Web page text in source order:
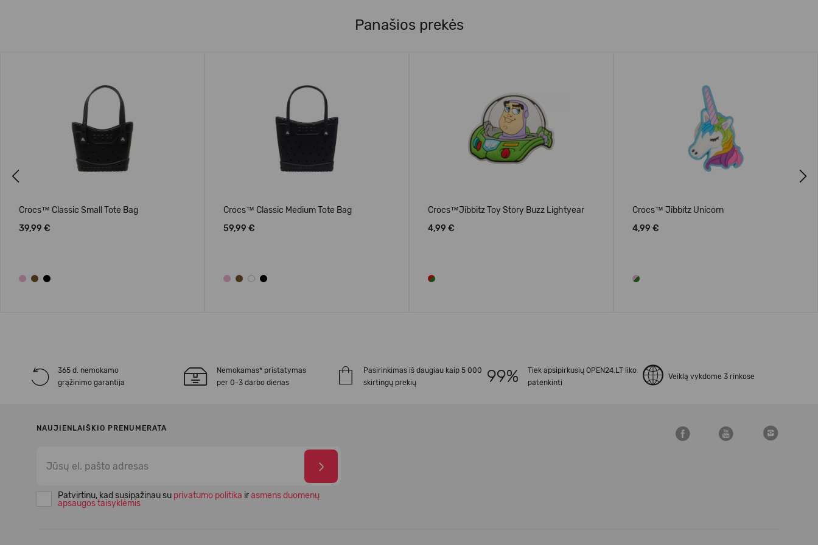
Panašios prekės
Crocs™ Classic Small Tote Bag
39,99 €
Crocs™ Classic Medium Tote Bag
59,99 €
Crocs™Jibbitz Toy Story Buzz Lightyear
4,99 €
Crocs™ Jibbitz Unicorn
4,99 €
365 d. nemokamo
grąžinimo garantija
Nemokamas* pristatymas
per 0-3 darbo dienas
Pasirinkimas iš daugiau kaip 5 000
skirtingų prekių
Tiek apsipirkusių OPEN24.LT liko
patenkinti
Veiklą vykdome 3 rinkose
NAUJIENLAIŠKIO PRENUMERATA
Patvirtinu, kad susipažinau su privatumo politika irasmens duomenų
apsaugos taisyklėmis